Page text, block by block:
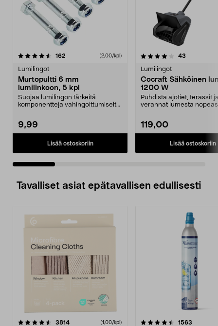
162 (2,00/kpl)
Lumilingot
Murtopultti 6 mm
lumilinkoon, 5 kpl
Suojaa lumilingon tärkeitä
komponentteja vahingoittumiselta
9,99
Lisää ostoskoriin
4.0 viidestä
43
Lumilingot
Cocraft Sähköinen
1200 W
Puhdista ajotiet, terassit
verannat lumesta
119,00
Lisää ostoskoriin
4.0 viidestä
Tavalliset asiat epätavallisen edullisesti
3814arvostelut (1,00/kpl)
4.5viidestä
1563
4.5viidestä